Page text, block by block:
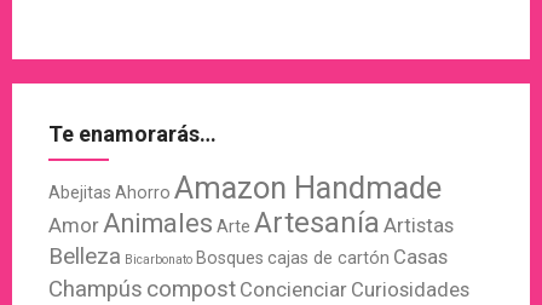
Te enamorarás…
Abejitas Ahorro Amazon Handmade
AmorAnimales Arte Artesanía Artistas
Belleza Bicarbonato Bosques cajas de cartón Casas
Champús compost Concienciar Curiosidades